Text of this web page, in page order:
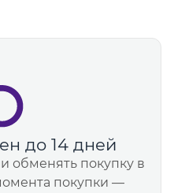
до 14 дней
обменять покупку в
покупки —